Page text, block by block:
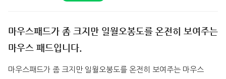
마우스패드가 좀 크지만 일월오봉도를 온전히 보여주는
마우스 패드입니다.
마우스패드가 좀 크지만 일월오봉도를 온전히 보여주는 마우스